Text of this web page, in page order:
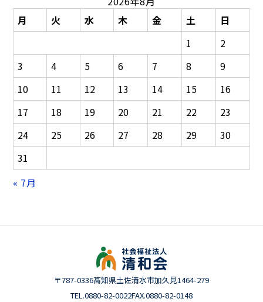
ゲ
ー
シ
ン
月
火 水 木 金 土
日
1
2
3
4 5 6 7 8
9
10
11 12 13 14 15
16
17
18 19 20 21 22
23
24
25 26 27 28 29
30
31
« 7月
〒787-0336高知県土佐清水市加久見1464-279
TEL.0880-82-0022FAX.0880-82-0148